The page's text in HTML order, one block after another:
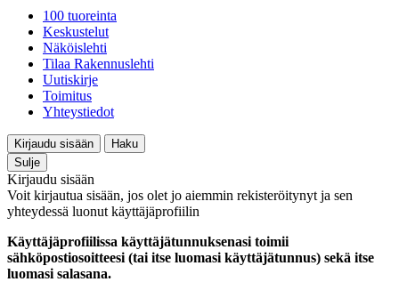
100 tuoreinta
Keskustelut
Näköislehti
Tilaa Rakennuslehti
Uutiskirje
Toimitus
Yhteystiedot
Kirjaudu sisään
Haku
Sulje
Kirjaudu sisään
Voit kirjautua sisään, jos olet jo aiemmin rekisteröitynyt ja sen
yhteydessä luonut käyttäjäprofiilin
Käyttäjäprofiilissa käyttäjätunnuksenasi toimii
sähköpostiosoitteesi (tai itse luomasi käyttäjätunnus) sekä itse
luomasi salasana.